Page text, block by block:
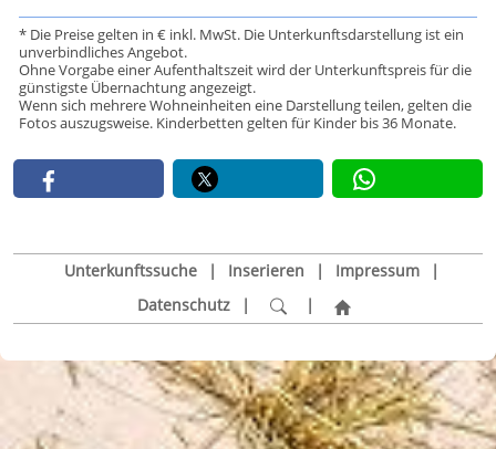
* Die Preise gelten in € inkl. MwSt. Die Unterkunftsdarstellung ist ein
unverbindliches Angebot.
Ohne Vorgabe einer Aufenthaltszeit wird der Unterkunftspreis für die
günstigste Übernachtung angezeigt.
Wenn sich mehrere Wohneinheiten eine Darstellung teilen, gelten die
Fotos auszugsweise. Kinderbetten gelten für Kinder bis 36 Monate.
Unterkunftssuche | Inserieren | Impressum
|
Datenschutz
| |